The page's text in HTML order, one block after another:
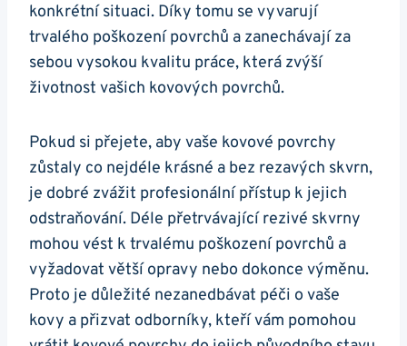
konkrétní situaci. Díky tomu se vyvarují
trvalého poškození povrchů a zanechávají za
sebou vysokou kvalitu práce, která zvýší
životnost vašich kovových povrchů.
Pokud si přejete, aby vaše kovové povrchy
zůstaly co nejdéle krásné a bez rezavých skvrn,
je dobré zvážit profesionální přístup k jejich
odstraňování. Déle přetrvávající rezivé skvrny
mohou vést k trvalému poškození povrchů a
vyžadovat větší opravy nebo dokonce výměnu.
Proto je důležité nezanedbávat péči o vaše
kovy a přizvat odborníky, kteří vám pomohou